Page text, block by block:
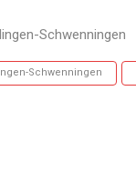
Schwenningen
Schwenningen